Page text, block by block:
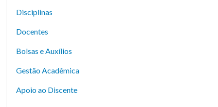
Disciplinas
Docentes
Bolsas e Auxílios
Gestão Acadêmica
Apoio ao Discente